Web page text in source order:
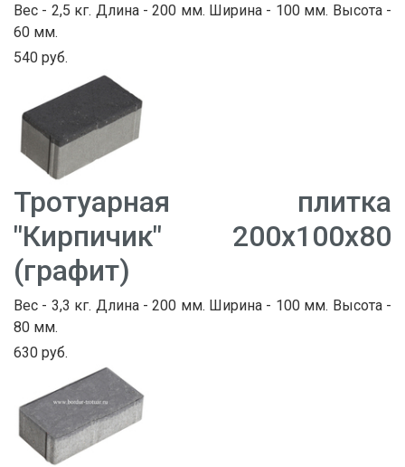
Вес - 2,5 кг. Длина - 200 мм. Ширина - 100 мм. Высота -
60 мм.
540 руб.
Тротуарная плитка
"Кирпичик" 200х100х80
(графит)
Вес - 3,3 кг. Длина - 200 мм. Ширина - 100 мм. Высота -
80 мм.
630 руб.